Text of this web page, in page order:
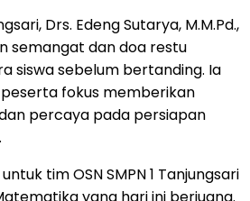
Drs. Edeng Sutarya, M.M.Pd.,
semangat dan doa restu
siswa sebelum bertanding. Ia
fokus memberikan
percaya pada persiapan
tim OSN SMPN 1 Tanjungsari